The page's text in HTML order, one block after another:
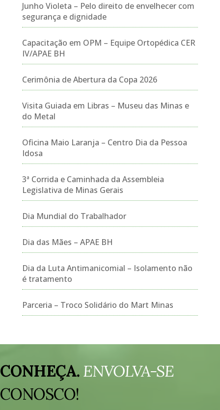
Junho Violeta – Pelo direito de envelhecer com
segurança e dignidade
Capacitação em OPM – Equipe Ortopédica CER
IV/APAE BH
Cerimônia de Abertura da Copa 2026
Visita Guiada em Libras – Museu das Minas e
do Metal
Oficina Maio Laranja – Centro Dia da Pessoa
Idosa
3ª Corrida e Caminhada da Assembleia
Legislativa de Minas Gerais
Dia Mundial do Trabalhador
Dia das Mães – APAE BH
Dia da Luta Antimanicomial – Isolamento não
é tratamento
Parceria – Troco Solidário do Mart Minas
de
vídeo
CONHEÇA.ENVOLVA-SE
CONOSCO!